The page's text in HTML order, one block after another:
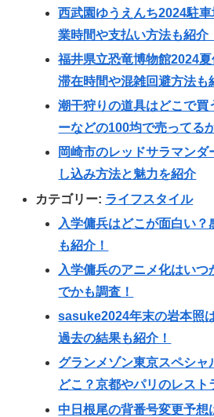
西武園ゆうえんち2024駐
業時間や支払い方法も紹介
福井県立恐竜博物館2024
滞在時間や混雑回避方法も
潮干狩りの道具はどこで買
ーなどの100均で売ってる
岡崎市のレッドサラマンダ
し込み方法と魅力を紹介
カテゴリー: ライフスタイル
入学傭兵はどこが面白い？
も紹介！
入学傭兵のアニメ化はいつ
でかも調査！
sasuke2024年末の岩本照
過去の結果も紹介！
グランメゾン東京スペシャ
どこ？京都やパリのレスト
中日根尾の背番号変更予想